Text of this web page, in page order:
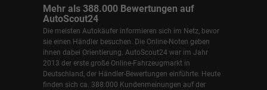
Mehr als 388.000 Bewertungen auf
AutoScout24
Die meisten Autokäufer informieren sich im Netz, bevor
sie einen Händler besuchen. Die Online-Noten geben
ihnen dabei Orientierung. AutoScout24 war im Jahr
2013 der erste große Online-Fahrzeugmarkt in
Deutschland, der Händler-Bewertungen einführte. Heute
finden sich ca. 388.000 Kundenmeinungen auf der